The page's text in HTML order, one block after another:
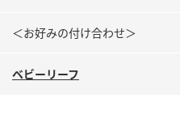
＜お好みの付け合わせ＞
ベビーリーフ